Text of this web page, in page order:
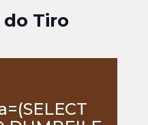
do Tiro